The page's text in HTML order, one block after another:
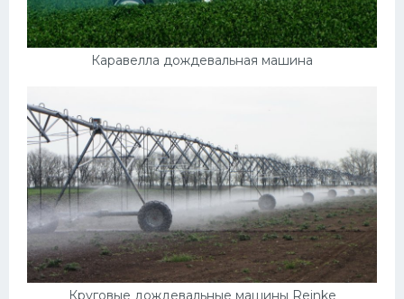
Каравелла дождевальная машина
Круговые дождевальные машины Reinke